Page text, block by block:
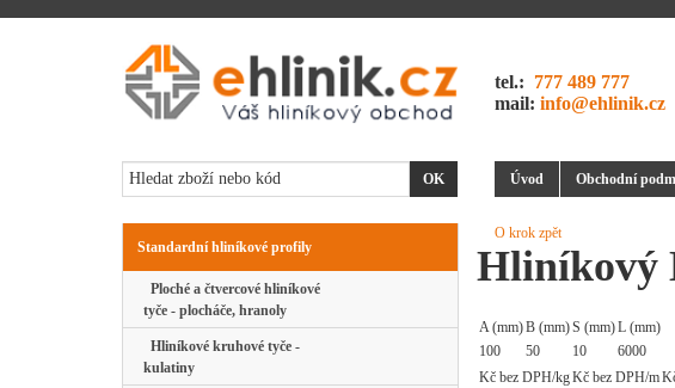
tel.: 777 489 777
mail: info@ehlinik.cz
Úvod Obchodní
Standardní hliníkové profily
Ploché a čtvercové hliníkové
tyče - plocháče, hranoly
Hliníkové kruhové tyče -
kulatiny
O krok zpět
Hliníkový
A (mm)B (mm)S (mm)L (mm)
100
50 10
6000
Kč bez DPH/kgKč bez DPH/m